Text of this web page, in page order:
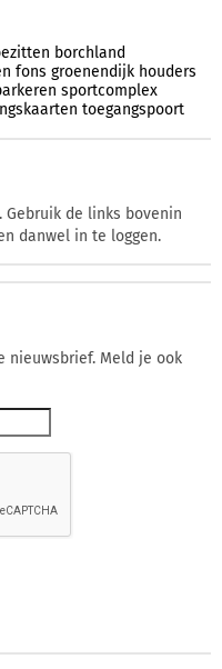
borchland
fons groenendijk houders
sportcomplex
toegangspoort
de links bovenin
danwel in te loggen.
nieuwsbrief. Meld je ook